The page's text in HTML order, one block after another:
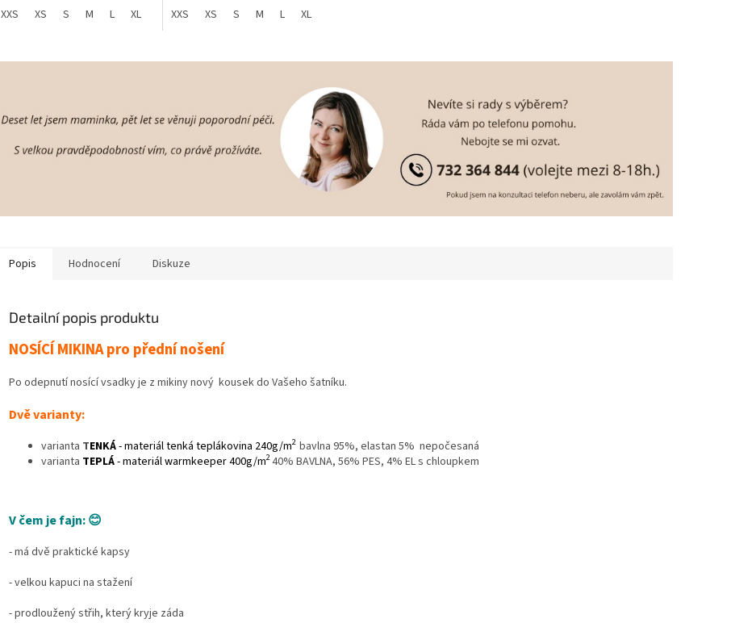
XXS XS S M L XL XXLXXS
XS S M L XL
Popis Hodnocení Diskuze
Detailní popis produktu
NOSÍCÍ MIKINA pro přední nošení
Po odepnutí nosící vsadky je z mikiny nový kousek do Vašeho šatníku.
Dvě varianty:
varianta TENKÁ- materiál tenká teplákovina 240g/m2 bavlna 95%, elastan 5% nepočesaná
varianta TEPLÁ- materiál warmkeeper 400g/m240% BAVLNA, 56% PES, 4% EL s chloupkem
V čem je fajn: 😊
- má dvě praktické kapsy
- velkou kapuci na stažení
- prodloužený střih, který kryje záda